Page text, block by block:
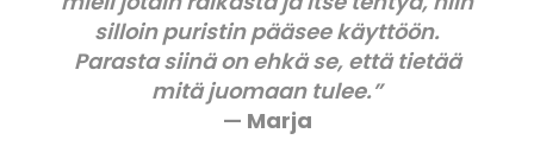
silloin puristin pääsee käyttöön.
Parasta siinä on ehkä se, että tietää
mitä juomaan tulee.”
— Marja